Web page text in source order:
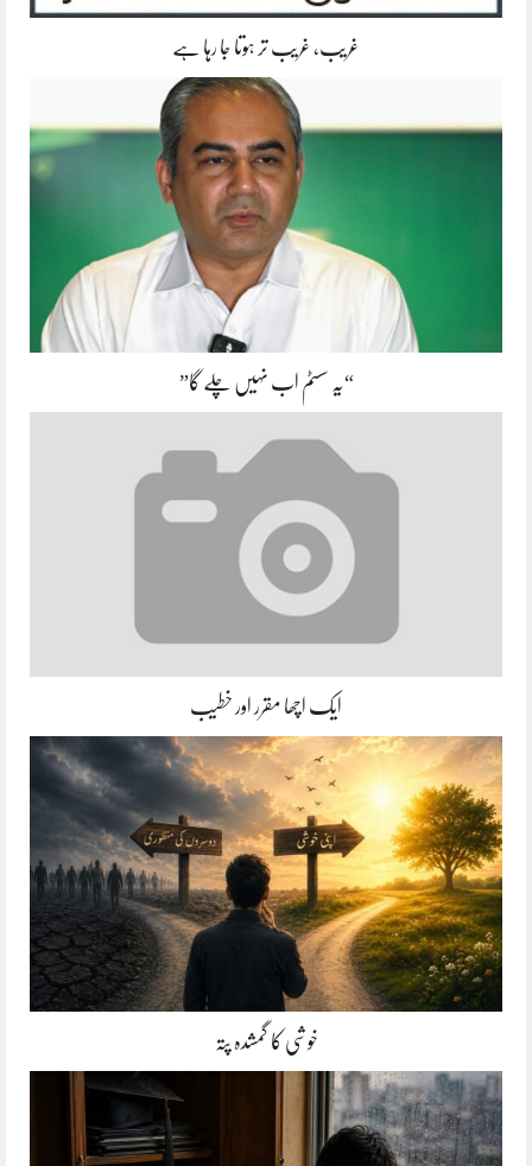
غریب، غریب تر ہوتا جا رہا ہے
“یہ سسٹم اب نہیں چلے گا”
ایک اچھا مقرر اور خطیب
خوشی کا گمشدہ پتہ